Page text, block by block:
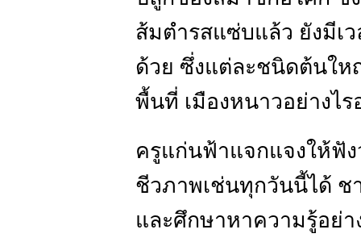
ส้มตำรสแซ่บแล้ว ยังมีเ
ด้วย ซึ่งแต่ละชนิดต้นให
พื้นที่ เมืองหนาวอย่างไร
ครูแก่นฟ้าแจกแจงให้ฟัง
ชีวภาพเช่นทุกวันนี้ได้ ช
และศึกษาหาความรู้อย่